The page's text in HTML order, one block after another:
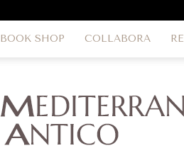
BOOK SHOP COLLABORA